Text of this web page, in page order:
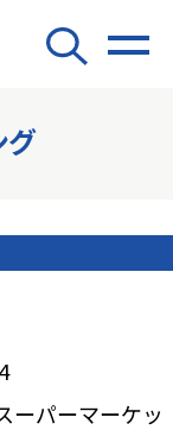
グ
ーパーマーケッ